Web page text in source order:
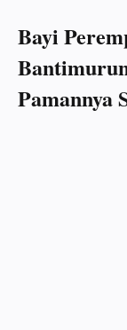
Bayi
Pamannya